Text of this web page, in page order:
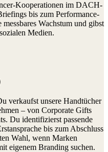
Kooperationen im DACH-
bis zum Performance-
Wachstum und gibst
Medien.
verkaufst unsere Handtücher
– von Corporate Gifts
Du identifizierst passende
bis zum Abschluss
Wahl, wenn Marken
eigenem Branding suchen.